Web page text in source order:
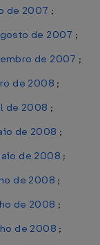
de 2007 ;
de 2007 ;
de 2007 ;
de 2008 ;
de 2008 ;
de 2008 ;
de 2008 ;
de 2008 ;
de 2008 ;
de 2008 ;